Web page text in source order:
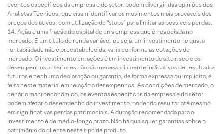
eventos específicos da empresa e do setor, podem divergir das opiniões dos
Analistas Técnicos, que visam identificar os movimentos mais prováveis dos
preços dos ativos, com utilização de “stops” para limitar as possíveis perdas.
Ação é uma fração do capital de uma empresa que é negociada no
mercado. É um título de renda variável, ou seja, um investimento no qual a
rentabilidade não é preestabelecida, varia conforme as cotações de
mercado. O investimento em ações é um investimento de alto risco e os
desempenhos anteriores não são necessariamente indicativos de resultados
futuros e nenhuma declaração ou garantia, de forma expressa ou implícita, é
feita neste material em relação a desempenhos. As condições de mercado, o
cenário macroeconômico, os eventos específicos da empresa e do setor
podem afetar o desempenho do investimento, podendo resultar até mesmo
em significativas perdas patrimoniais. A duração recomendada para o
investimento é de médio-longo prazo. Não há quaisquer garantias sobre o
patrimônio do cliente neste tipo de produto.